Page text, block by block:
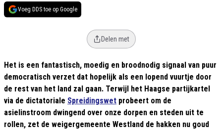
Voeg DDS toe op Google
Delen met
Het is een fantastisch, moedig en broodnodig signaal van puur
democratisch verzet dat hopelijk als een lopend vuurtje door
de rest van het land zal gaan. Terwijl het Haagse partijkartel
via de dictatoriale Spreidingswet probeert om de
asielinstroom dwingend over onze dorpen en steden uit te
rollen, zet de weigergemeente Westland de hakken nu goud